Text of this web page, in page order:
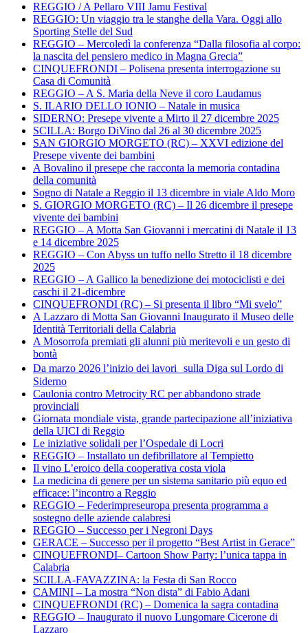
REGGIO / A Pellaro VIII Jamu Festival
REGGIO: Un viaggio tra le stanghe della Vara. Oggi allo
Sporting Stelle del Sud
REGGIO – Mercoledì la conferenza “Dalla filosofia al corpo:
la nascita del pensiero medico in Magna Grecia”
CINQUEFRONDI – Polisena presenta interrogazione su
Casa di Comunità
REGGIO – A S. Maria della Neve il coro Laudamus
S. ILARIO DELLO IONIO – Natale in musica
SIDERNO: Presepe vivente a Mirto il 27 dicembre 2025
SCILLA: Borgo DiVino dal 26 al 30 dicembre 2025
SAN GIORGIO MORGETO (RC) – XXVI edizione del
Presepe vivente dei bambini
A Bovalino il presepe che racconta la memoria contadina
della comunità
Sogno di Natale a Reggio il 13 dicembre in viale Aldo Moro
S. GIORGIO MORGETO (RC) – Il 26 dicembre il presepe
vivente dei bambini
REGGIO – A Motta San Giovanni i mercatini di Natale il 13
e 14 dicembre 2025
REGGIO – Con Abyss un tuffo nello Stretto il 18 dicembre
2025
REGGIO – A Gallico la benedizione dei motociclisti e dei
caschi il 21-dicembre
CINQUEFRONDI (RC) – Si presenta il libro “Mi svelo”
A Lazzaro di Motta San Giovanni Inaugurato il Museo delle
Identità Territoriali della Calabria
A Mosorrofa premiati gli alunni più meritevoli e un gesto di
bontà
Da marzo 2026 l’inizio dei lavori sulla Diga sul Lordo di
Siderno
Caulonia contro Metrocity RC per abbandono strade
provinciali
Giornata mondiale vista, grande partecipazione all’iniziativa
della UICI di Reggio
Le iniziative solidali per l’Ospedale di Locri
REGGIO – Installato un defibrillatore al Tempietto
Il vino L’eroico della cooperativa costa viola
La medicina di genere per un sistema sanitario più equo ed
efficace: l’incontro a Reggio
REGGIO – Federimpreseuropa presenta programma a
sostegno delle aziende calabresi
REGGIO – Successo per i Negroni Days
GERACE – Successo per il progetto “Best Artist in Gerace”
CINQUEFRONDI– Cartoon Show Party: l’unica tappa in
Calabria
SCILLA-FAVAZZINA: la Festa di San Rocco
CAMINI – La mostra “Non dista” di Fabio Adani
CINQUEFRONDI (RC) – Domenica la sagra contadina
REGGIO – Inaugurato il nuovo Lungomare Cicerone di
Lazzaro